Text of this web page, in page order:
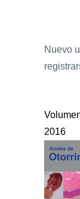
Nuevo
2016